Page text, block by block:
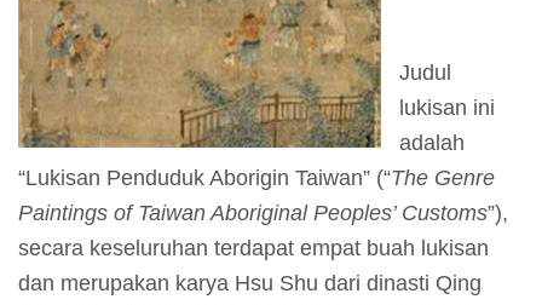
a
s
K
Judul
lukisan ini
adalah
“Lukisan Penduduk Aborigin Taiwan” (“The Genre
Paintings of Taiwan Aboriginal Peoples’ Customs”),
secara keseluruhan terdapat empat buah lukisan
dan merupakan karya Hsu Shu dari dinasti Qing